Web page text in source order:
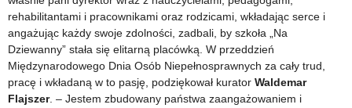
rehabilitantami i pracownikami oraz rodzicami, wkładając serce i
angażując każdy swoje zdolności, zadbali, by szkoła „Na
Dziewanny” stała się elitarną placówką. W przeddzień
Międzynarodowego Dnia Osób Niepełnosprawnych za cały trud,
pracę i wkładaną w to pasję, podziękował kurator Waldemar
Flajszer. – Jestem zbudowany państwa zaangażowaniem i